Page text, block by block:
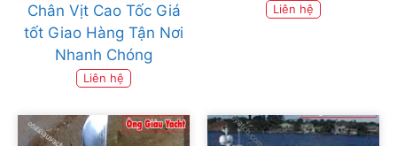
Chân Vịt Cao Tốc Giá
tốt Giao Hàng Tận Nơi
Nhanh Chóng
Liên hệ
Liên hệ